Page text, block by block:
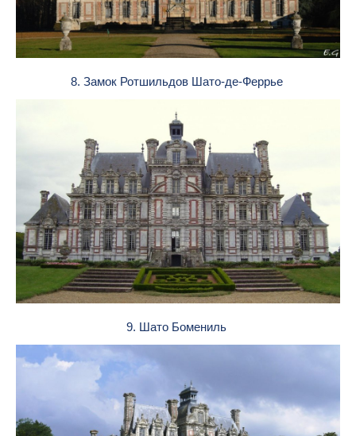
8. Замок Ротшильдов Шато-де-Феррье
9. Шато Бомениль